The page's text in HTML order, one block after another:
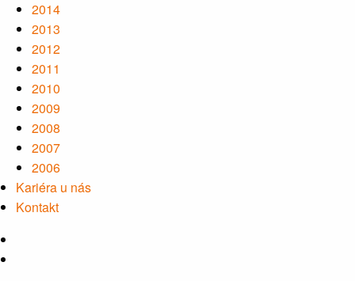
2014
2013
2012
2011
2010
2009
2008
2007
2006
Kariéra u nás
Kontakt